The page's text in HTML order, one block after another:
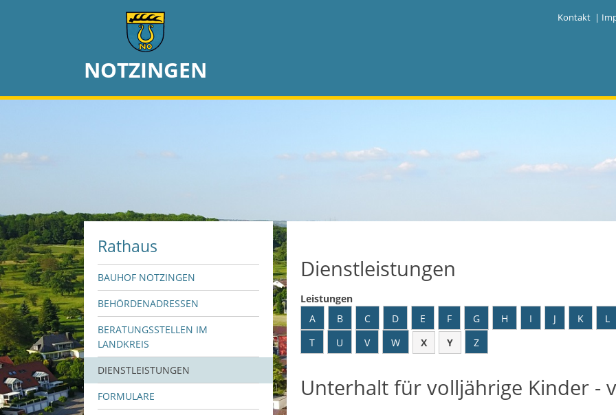
Kontakt |
NOTZINGEN
Rathaus
BAUHOF NOTZINGEN
BEHÖRDENADRESSEN
BERATUNGSSTELLEN IM
LANDKREIS
DIENSTLEISTUNGEN
FORMULARE
Dienstleistungen
Leistungen
A
B C D E F G H I J K L
T
U V W X Y Z
Unterhalt für volljährige Kinder -